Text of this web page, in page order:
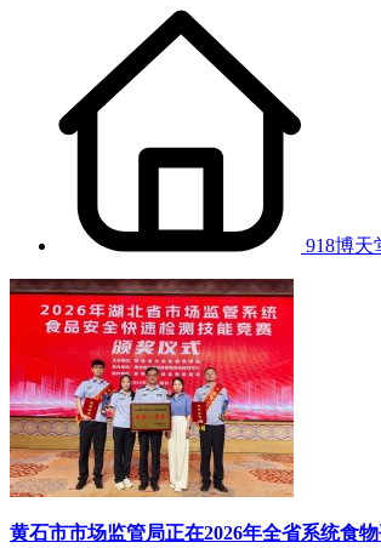
918博天
黄石市市场监管局正在2026年全省系统食